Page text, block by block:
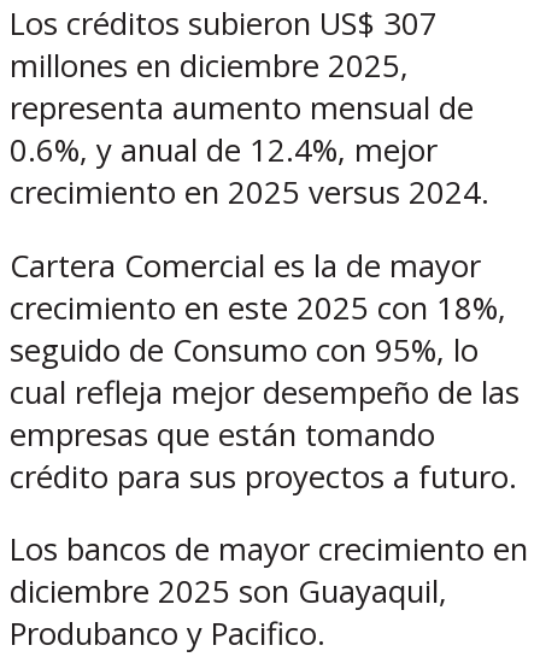
Los créditos subieron US$ 307
millones en diciembre 2025,
representa aumento mensual de
0.6%, y anual de 12.4%, mejor
crecimiento en 2025 versus 2024.
Cartera Comercial es la de mayor
crecimiento en este 2025 con 18%,
seguido de Consumo con 95%, lo
cual refleja mejor desempeño de las
empresas que están tomando
crédito para sus proyectos a futuro.
Los bancos de mayor crecimiento en
diciembre 2025 son Guayaquil,
Produbanco y Pacifico.